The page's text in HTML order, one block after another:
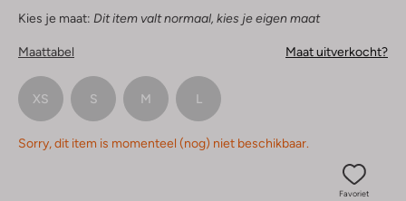
Kies je maat: Dit item valt normaal, kies je eigen maat
Maattabel Maat uitverkocht?
XS S M L
Sorry, dit item is momenteel (nog) niet beschikbaar.
Favoriet